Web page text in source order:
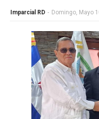
Imparcial RD - Domingo, Mayo